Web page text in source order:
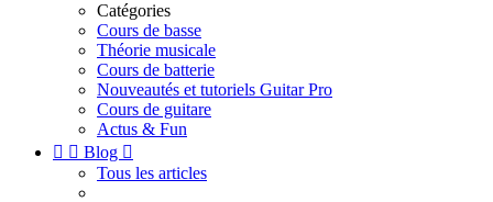
Catégories
Cours de basse
Théorie musicale
Cours de batterie
Nouveautés et tutoriels Guitar Pro
Cours de guitare
Actus & Fun
  Blog 
Tous les articles